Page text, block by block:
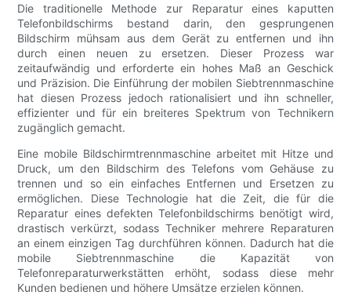
Die traditionelle Methode zur Reparatur eines kaputten
Telefonbildschirms bestand darin, den gesprungenen
Bildschirm mühsam aus dem Gerät zu entfernen und ihn
durch einen neuen zu ersetzen. Dieser Prozess war
zeitaufwändig und erforderte ein hohes Maß an Geschick
und Präzision. Die Einführung der mobilen Siebtrennmaschine
hat diesen Prozess jedoch rationalisiert und ihn schneller,
effizienter und für ein breiteres Spektrum von Technikern
zugänglich gemacht.
Eine mobile Bildschirmtrennmaschine arbeitet mit Hitze und
Druck, um den Bildschirm des Telefons vom Gehäuse zu
trennen und so ein einfaches Entfernen und Ersetzen zu
ermöglichen. Diese Technologie hat die Zeit, die für die
Reparatur eines defekten Telefonbildschirms benötigt wird,
drastisch verkürzt, sodass Techniker mehrere Reparaturen
an einem einzigen Tag durchführen können. Dadurch hat die
mobile Siebtrennmaschine die Kapazität von
Telefonreparaturwerkstätten erhöht, sodass diese mehr
Kunden bedienen und höhere Umsätze erzielen können.